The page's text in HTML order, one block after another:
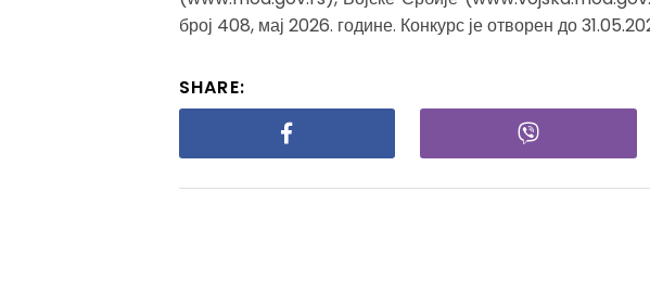
број 408, мај 2026. године. Конкурс је отворен до
SHARE: